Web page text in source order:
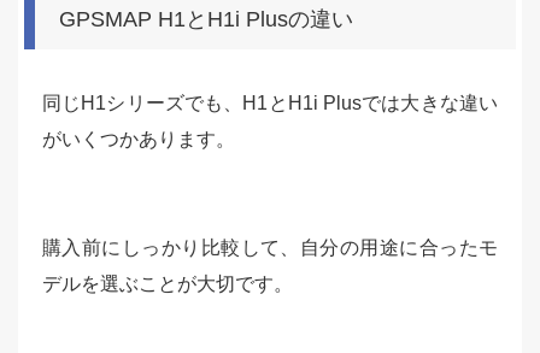
GPSMAP H1とH1i Plusの違い
同じH1シリーズでも、H1とH1i Plusでは大きな違い
がいくつかあります。
購入前にしっかり比較して、自分の用途に合ったモ
デルを選ぶことが大切です。